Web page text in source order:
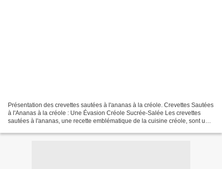
Présentation des crevettes sautées à l'ananas à la créole. Crevettes Sautées
à l'Ananas à la créole : Une Évasion Créole Sucrée-Salée Les crevettes
sautées à l'ananas, une recette emblématique de la cuisine créole, sont un